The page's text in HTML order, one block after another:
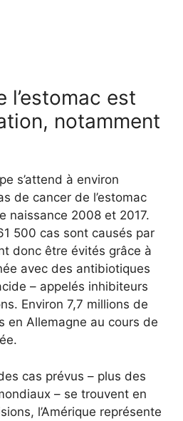
l’estomac est
notamment
s’attend à environ
de cancer de l’estomac
naissance 2008 et 2017.
500 cas sont causés par
donc être évités grâce à
avec des antibiotiques
– appelés inhibiteurs
Environ 7,7 millions de
en Allemagne au cours de
cas prévus – plus des
– se trouvent en
l’Amérique représente